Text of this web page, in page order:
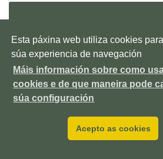
Esta páxina web utiliza cookies
súa experiencia de navegación
Máis información sobre como
cookies e de que maneira pode
súa configuración
Acepto as cookies
Copyright © 2026. Deputación de
legal|Accesiblidade| Protección de datos
Contacto
Outras webs da Deputación
Pazo provincial. Avda. Montero Ríos, s/n,
+34 986 804 100
P3600000H DIR3
enviarémosche información sobre
Depo
Subscríbete!